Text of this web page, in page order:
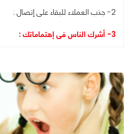
2- جذب العملاء للبقاء على إتصال :
3- أشرك الناس فى إهتماماتك :